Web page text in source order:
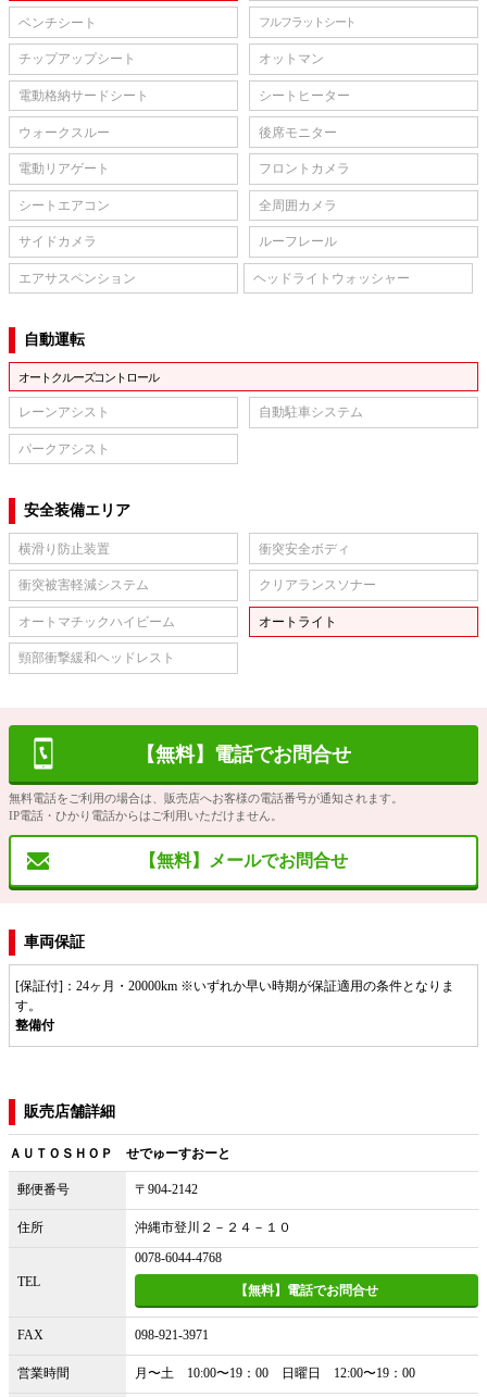
ベンチシート フルフラットシート
チップアップシート オットマン
電動格納サードシート シートヒーター
ウォークスルー 後席モニター
電動リアゲート フロントカメラ
シートエアコン 全周囲カメラ
サイドカメラ ルーフレール
エアサスペンション ヘッドライトウォッシャー
自動運転
オートクルーズコントロール
レーンアシスト 自動駐車システム
パークアシスト
安全装備エリア
横滑り防止装置 衝突安全ボディ
衝突被害軽減システム クリアランスソナー
オートマチックハイビーム オートライト
頸部衝撃緩和ヘッドレスト
【無料】電話でお問合せ
無料電話をご利用の場合は、販売店へお客様の電話番号が通知されます。
IP電話・ひかり電話からはご利用いただけません。
【無料】メールでお問合せ
車両保証
[保証付]：24ヶ月・20000km ※いずれか早い時期が保証適用の条件となりま
す。
整備付
販売店舗詳細
ＡＵＴＯＳＨＯＰ せでゅーすおーと
郵便番号 〒904-2142
住所 沖縄市登川２－２４－１０
TEL
0078-6044-4768
【無料】電話でお問合せ
FAX 098-921-3971
営業時間 月〜土 10:00〜19：00 日曜日 12:00〜19：00